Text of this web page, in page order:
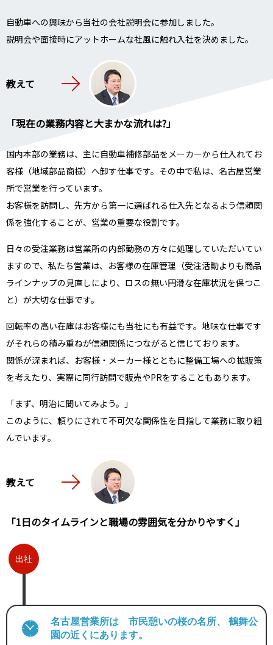
自動車への興味から当社の会社説明会に参加しました。
説明会や面接時にアットホームな社風に触れ入社を決めました。
教えて
「現在の業務内容と大まかな流れは?」
国内本部の業務は、主に自動車補修部品をメーカーから仕入れてお
客様（地域部品商様）へ卸す仕事です。その中で私は、名古屋営業
所で営業を行っています。
お客様を訪問し、先方から第一に選ばれる仕入先となるよう信頼関
係を強化することが、営業の重要な役割です。
日々の受注業務は営業所の内部勤務の方々に処理していただいてい
ますので、私たち営業は、お客様の在庫管理（受注活動よりも商品
ラインナップの見直しにより、ロスの無い円滑な在庫状況を保つこ
と）が大切な仕事です。
回転率の高い在庫はお客様にも当社にも有益です。地味な仕事です
がそれらの積み重ねが信頼関係につながると信じております。
関係が深まれば、お客様・メーカー様とともに整備工場への拡販策
を考えたり、実際に同行訪問で販売やPRをすることもあります。
「まず、明治に聞いてみよう。」
このように、頼りにされて不可欠な関係性を目指して業務に取り組
んでいます。
教えて
「1日のタイムラインと職場の雰囲気を分かりやすく」
出社
名古屋営業所は 市民憩いの桜の名所、 鶴舞公
園の近くにあります。